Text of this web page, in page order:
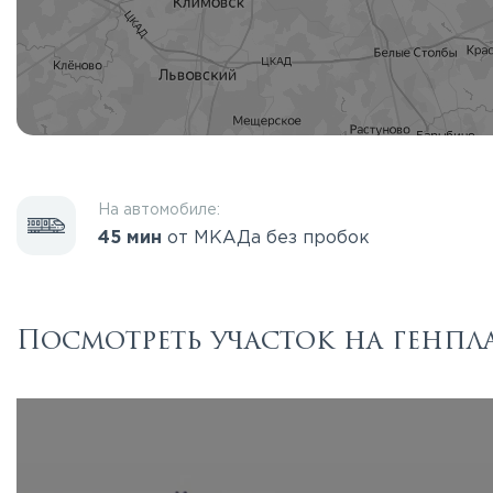
На автомобиле:
45 мин от МКАДа без пробок
Посмотреть участок на